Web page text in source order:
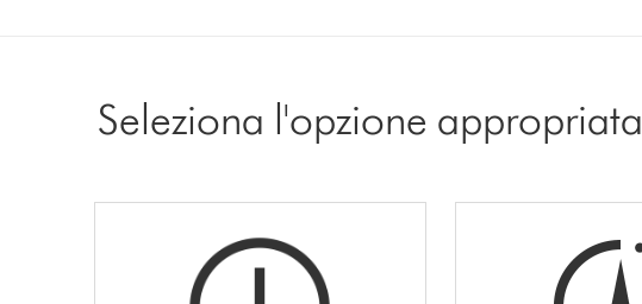
Seleziona l'opzione appropriata